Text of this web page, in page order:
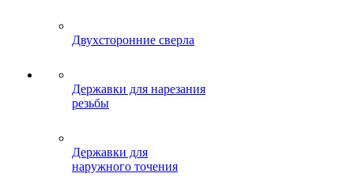
Двухсторонние сверла
Державки для нарезания
резьбы
Державки для
наружного точения